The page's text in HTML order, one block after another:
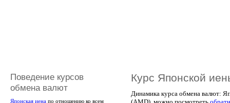
Поведение курсов
обмена валют
Японская иена по отношению ко всем
Курс Японской
Динамика курса обмена валют: